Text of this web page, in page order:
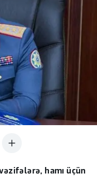
hamı üçün